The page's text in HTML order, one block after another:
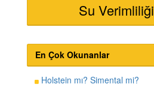
Su Verimliliği
En Çok Okunanlar
Holstein mı? Simental mi?